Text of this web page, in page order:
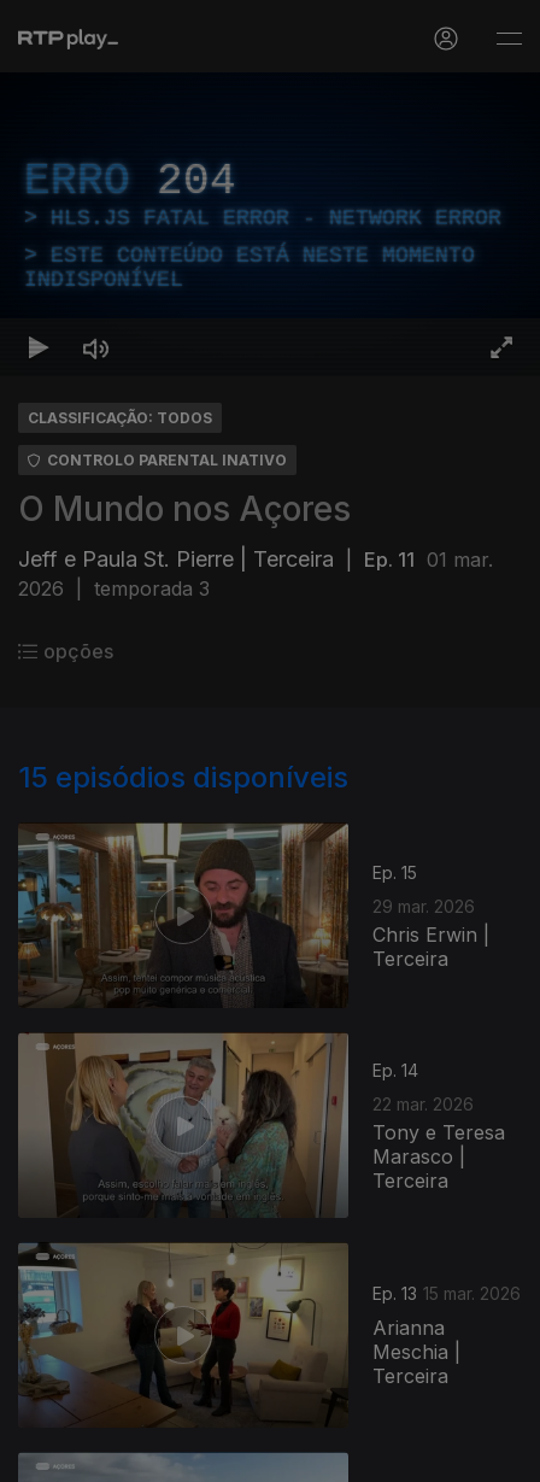
ERRO 204
HLS.JS FATAL ERROR - NETWORK ERROR
ESTE CONTEÚDO ESTÁ NESTE MOMENTO
INDISPONÍVEL
CLASSIFICAÇÃO: TODOS
CONTROLO PARENTAL INATIVO
O Mundo nos Açores
Jeff e Paula St. Pierre | Terceira Ep. 11 01 mar.
2026
temporada 3
opções
15 episódios disponíveis
Ep. 15
29 mar. 2026
Chris Erwin |
Terceira
Ep. 14
22 mar. 2026
Tony e Teresa
Marasco |
Terceira
Ep. 13 15 mar. 2026
Arianna
Meschia |
Terceira